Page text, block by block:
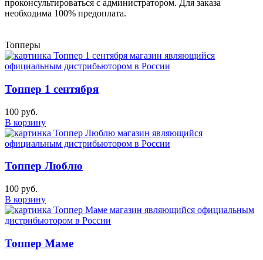
проконсультироваться с администратором. Для заказа
необходима 100% предоплата.
Топперы
Топпер 1 сентября
100 руб.
В корзину
Топпер Люблю
100 руб.
В корзину
Топпер Маме